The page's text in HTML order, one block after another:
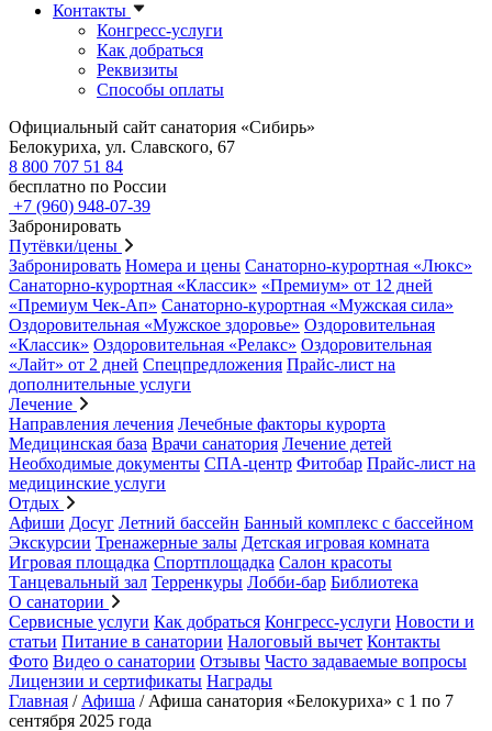
Контакты
Конгресс-услуги
Как добраться
Реквизиты
Способы оплаты
Официальный сайт санатория «Сибирь»
Белокуриха, ул. Славского, 67
8 800 707 51 84
бесплатно по России
+7 (960) 948-07-39
Забронировать
Путёвки/цены
Забронировать Номера и цены Санаторно-курортная «Люкс»
Санаторно-курортная «Классик» «Премиум» от 12 дней
«Премиум Чек-Ап» Санаторно-курортная «Мужская сила»
Оздоровительная «Мужское здоровье» Оздоровительная
«Классик» Оздоровительная «Релакс» Оздоровительная
«Лайт» от 2 дней Спецпредложения Прайс-лист на
дополнительные услуги
Лечение
Направления лечения Лечебные факторы курорта
Медицинская база Врачи санатория Лечение детей
Необходимые документы СПА-центр Фитобар Прайс-лист на
медицинские услуги
Отдых
Афиши Досуг Летний бассейн Банный комплекс с бассейном
Экскурсии Тренажерные залы Детская игровая комната
Игровая площадка Спортплощадка Салон красоты
Танцевальный зал Терренкуры Лобби-бар Библиотека
О санатории
Сервисные услуги Как добраться Конгресс-услуги Новости и
статьи Питание в санатории Налоговый вычет Контакты
Фото Видео о санатории Отзывы Часто задаваемые вопросы
Лицензии и сертификаты Награды
Главная / Афиша / Афиша санатория «Белокуриха» с 1 по 7
сентября 2025 года